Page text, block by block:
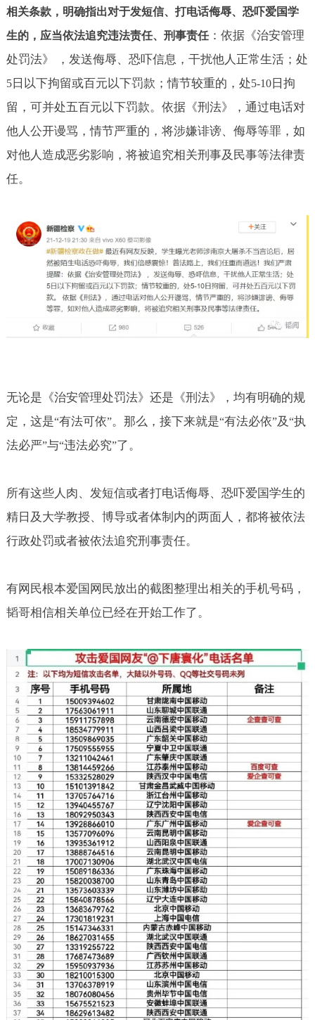
相关条款，明确指出对于发短信、打电话侮辱、恐吓爱国学
生的，应当依法追究违法责任、刑事责任：依据《治安管理
处罚法》 ，发送侮辱、恐吓信息，干扰他人正常生活；处
5日以下拘留或百元以下罚款；情节较重的，处5-10日拘
留，可并处五百元以下罚款。依据《刑法》，通过电话对
他人公开谩骂，情节严重的，将涉嫌诽谤、侮辱等罪，如
对他人造成恶劣影响，将被追究相关刑事及民事等法律责
任。
无论是《治安管理处罚法》还是《刑法》，均有明确的规
定，这是“有法可依”。那么，接下来就是“有法必依”及“执
法必严”与“违法必究”了。
所有这些人肉、发短信或者打电话侮辱、恐吓爱国学生的
精日及大学教授、博导或者体制内的两面人，都将被依法
行政处罚或者被依法追究刑事责任。
有网民根本爱国网民放出的截图整理出相关的手机号码，
韬哥相信相关单位已经在开始工作了。